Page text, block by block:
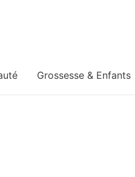
Grossesse & Enfants